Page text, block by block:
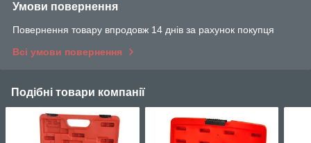
Умови повернення
Повернення товару впродовж 14 днів за рахунок покупця
Всі умови повернення
Подібні товари компанії